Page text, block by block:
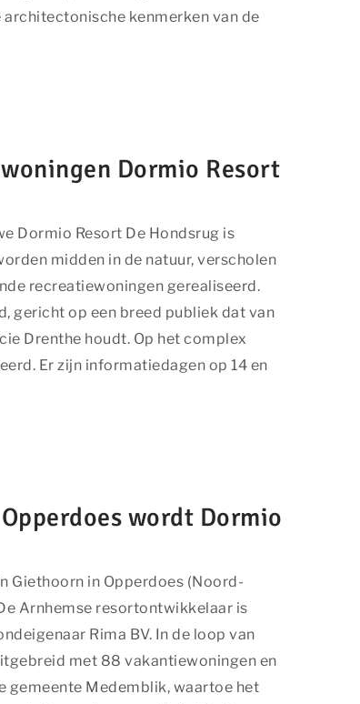
kenmerken van de
Dormio Resort
Dormio Resort De Hondsrug is
midden in de natuur, verscholen
recreatiewoningen gerealiseerd.
gericht op een breed publiek dat van
Drenthe houdt. Op het complex
Er zijn informatiedagen op 14 en
wordt Dormio
Giethoorn in Opperdoes (Noord-
Arnhemse resortontwikkelaar is
Rima BV. In de loop van
met 88 vakantiewoningen en
gemeente Medemblik, waartoe het
weer